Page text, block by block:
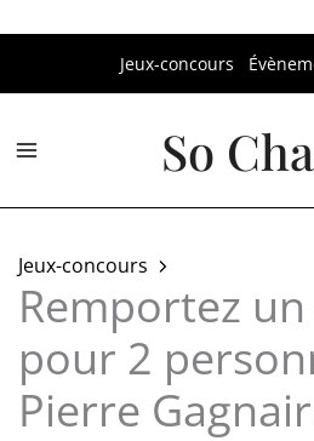
Jeux-concours
So
Jeux-concours
Remportez
pour 2
Pierre